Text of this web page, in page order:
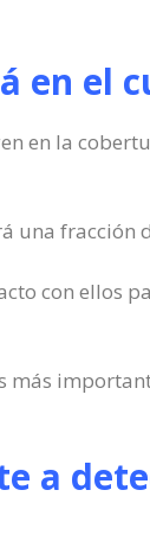
en el
en la
una fracción
con ellos
a